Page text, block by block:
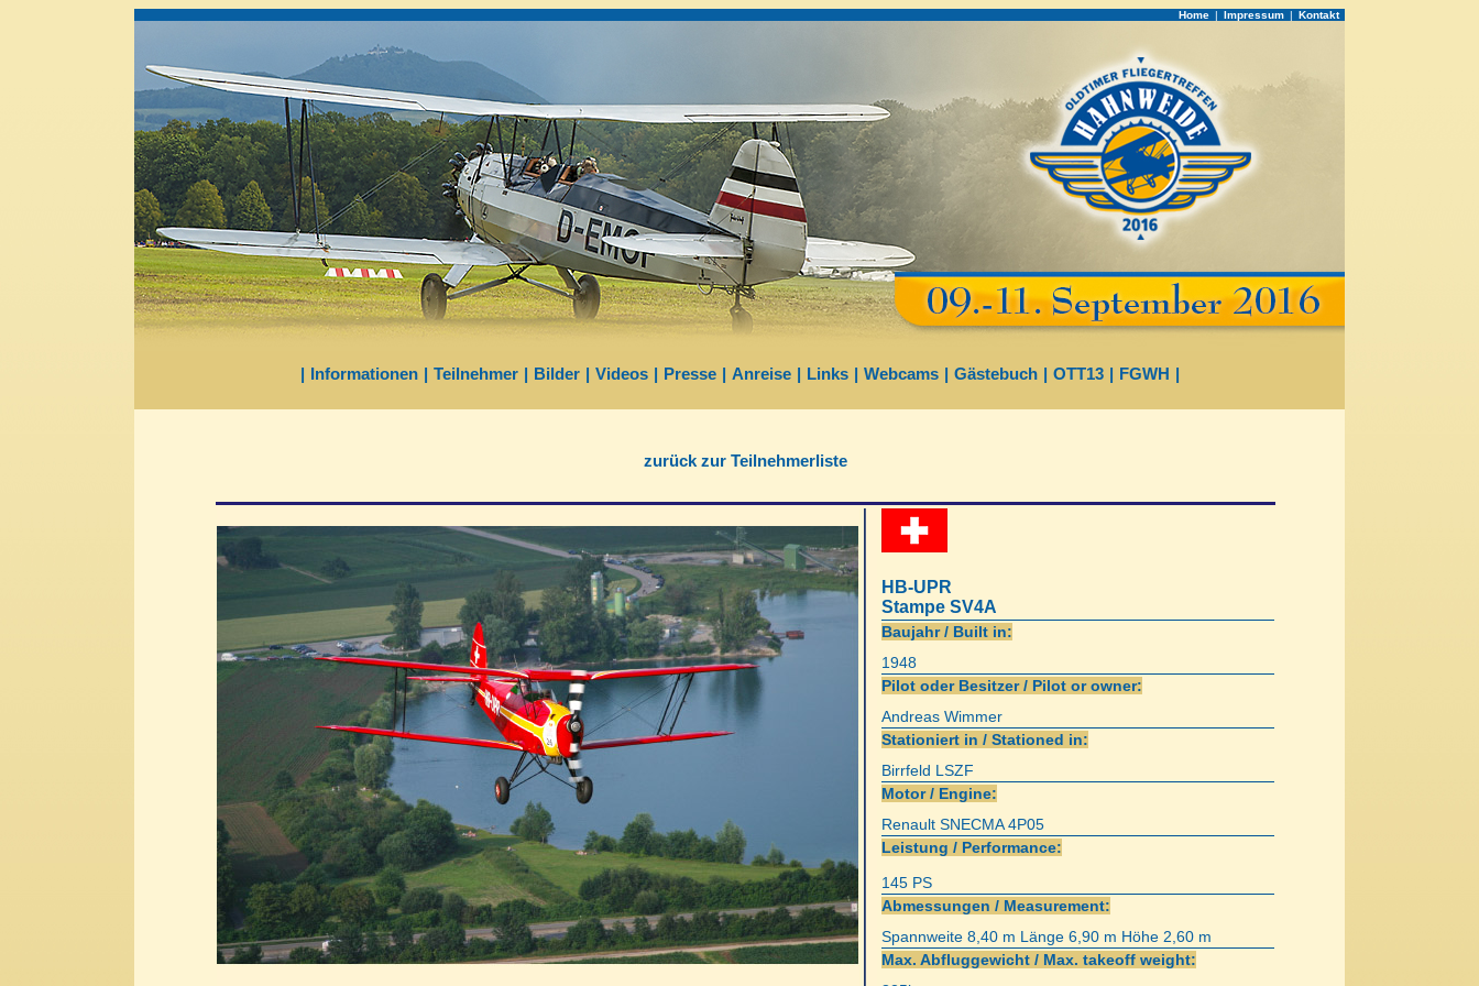
Home | Impressum | Kontakt
| Informationen | Teilnehmer | Bilder | Videos | Presse | Anreise | Links | Webcams | Gästebuch | OTT13 | FGWH |
zurück zur Teilnehmerliste
HB-UPR
Stampe SV4A
Baujahr / Built in:
1948
Pilot oder Besitzer / Pilot or owner:
Andreas Wimmer
Stationiert in / Stationed in:
Birrfeld LSZF
Motor / Engine:
Renault SNECMA 4P05
Leistung / Performance:
145 PS
Abmessungen / Measurement:
Spannweite 8,40 m Länge 6,90 m Höhe 2,60 m
Max. Abfluggewicht / Max. takeoff weight: